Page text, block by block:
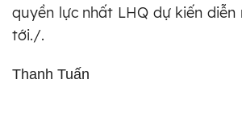
quyền lực nhất LHQ dự kiến
tới./.
Thanh Tuấn